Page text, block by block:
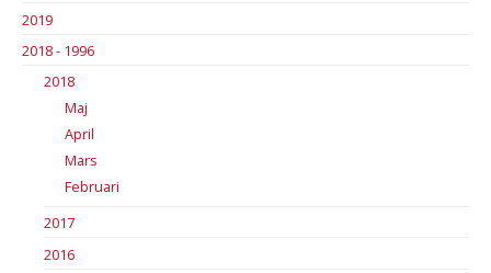
2019
2018 - 1996
2018
Maj
April
Mars
Februari
2017
2016